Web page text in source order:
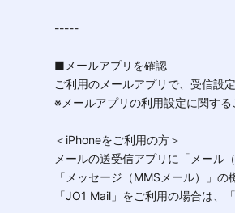
-----
■メールアプリを確認
ご利用のメールアプリで、受信設
※メールアプリの利用設定に関する
＜iPhoneをご利用の方＞
メールの送受信アプリに「メール
「メッセージ（MMSメール）」
「JO1 Mail」をご利用の場合は、